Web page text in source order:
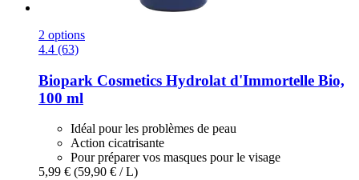
2 options
4.4 (63)
Biopark Cosmetics Hydrolat d'Immortelle Bio,
100 ml
Idéal pour les problèmes de peau
Action cicatrisante
Pour préparer vos masques pour le visage
5,99 € (59,90 € / L)